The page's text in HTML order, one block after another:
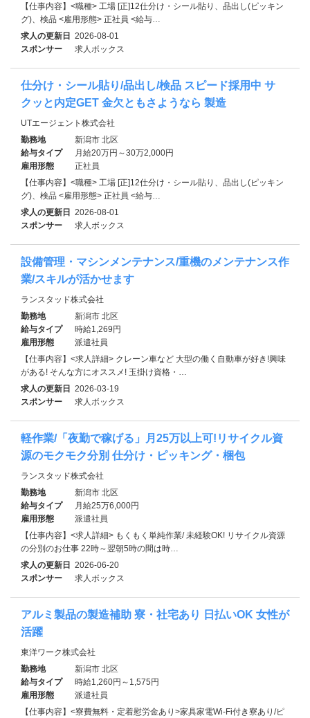
【仕事内容】<職種> 工場 [正]12仕分け・シール貼り、品出し(ピッキン
グ)、検品 <雇用形態> 正社員 <給与…
求人の更新日 2026-08-01
スポンサー
求人ボックス
仕分け・シール貼り/品出し/検品 スピード採用中 サ
クッと内定GET 金欠ともさようなら 製造
UTエージェント株式会社
勤務地
新潟市 北区
給与タイプ
月給20万円～30万2,000円
雇用形態
正社員
【仕事内容】<職種> 工場 [正]12仕分け・シール貼り、品出し(ピッキン
グ)、検品 <雇用形態> 正社員 <給与…
求人の更新日 2026-08-01
スポンサー
求人ボックス
設備管理・マシンメンテナンス/重機のメンテナンス作
業/スキルが活かせます
ランスタッド株式会社
勤務地
新潟市 北区
給与タイプ
時給1,269円
雇用形態
派遣社員
【仕事内容】<求人詳細> クレーン車など 大型の働く自動車が好き!興味
がある! そんな方にオススメ! 玉掛け資格・…
求人の更新日 2026-03-19
スポンサー
求人ボックス
軽作業/「夜勤で稼げる」月25万以上可!リサイクル資
源のモクモク分別 仕分け・ピッキング・梱包
ランスタッド株式会社
勤務地
新潟市 北区
給与タイプ
月給25万6,000円
雇用形態
派遣社員
【仕事内容】<求人詳細> もくもく単純作業/ 未経験OK! リサイクル資源
の分別のお仕事 22時～翌朝5時の間は時…
求人の更新日 2026-06-20
スポンサー
求人ボックス
アルミ製品の製造補助 寮・社宅あり 日払いOK 女性が
活躍
東洋ワーク株式会社
勤務地
新潟市 北区
給与タイプ
時給1,260円～1,575円
雇用形態
派遣社員
【仕事内容】<寮費無料・定着慰労金あり>家具家電Wi-Fi付き寮あり/ピ